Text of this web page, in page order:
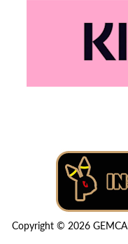
Copyright © 2026